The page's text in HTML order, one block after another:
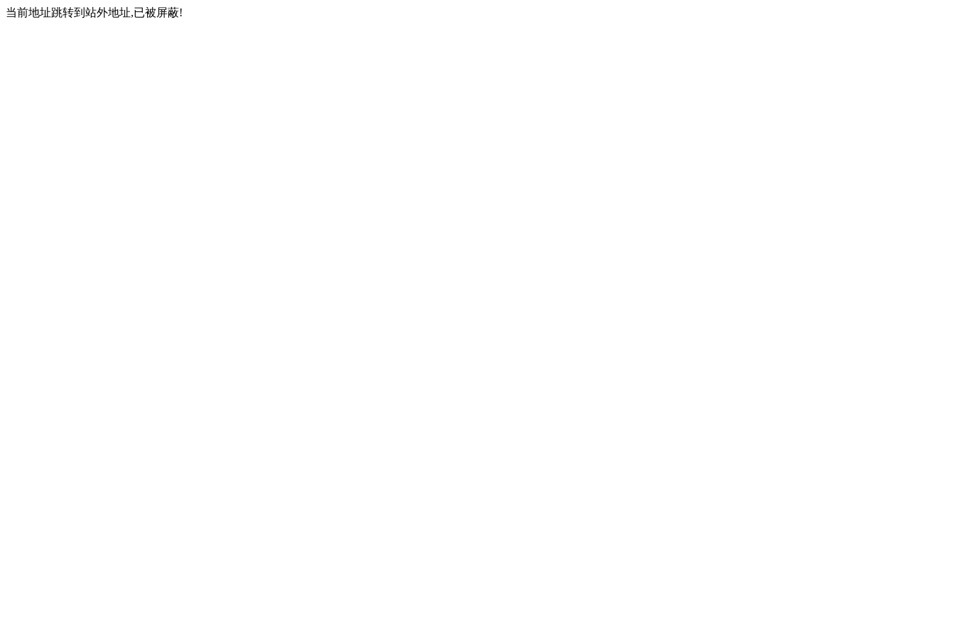
当前地址跳转到站外地址,已被屏蔽!